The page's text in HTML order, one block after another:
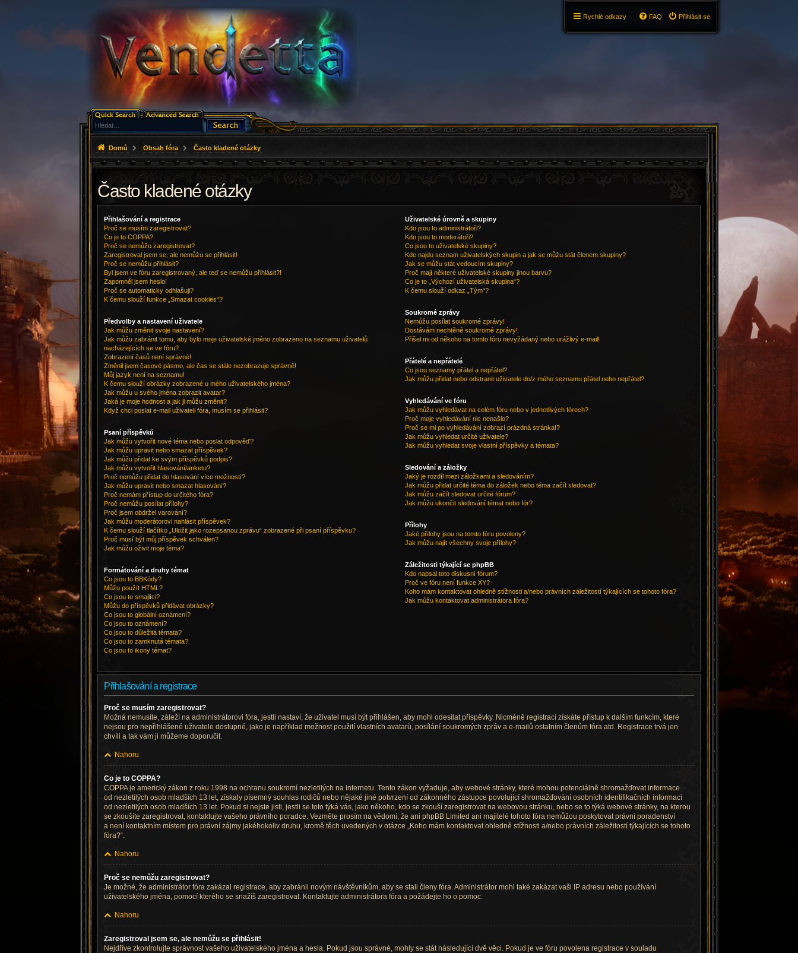
Rychlé odkazy Přihlásit se
FAQ
Domů Obsah fóra Často kladené otázky
Často kladené otázky
Přihlašování a registrace
Proč se musím zaregistrovat?
Co je to COPPA?
Proč se nemůžu zaregistrovat?
Zaregistroval jsem se, ale nemůžu se přihlásit!
Proč se nemůžu přihlásit?
Byl jsem ve fóru zaregistrovaný, ale teď se nemůžu přihlásit?!
Zapomněl jsem heslo!
Proč se automaticky odhlašuji?
K čemu slouží funkce „Smazat cookies“?
Předvolby a nastavení uživatele
Jak můžu změnit svoje nastavení?
Jak můžu zabránit tomu, aby bylo moje uživatelské jméno zobrazeno na seznamu uživatelů
nacházejících se ve fóru?
Zobrazení časů není správné!
Změnil jsem časové pásmo, ale čas se stále nezobrazuje správně!
Můj jazyk není na seznamu!
K čemu slouží obrázky zobrazené u mého uživatelského jména?
Jak můžu u svého jména zobrazit avatar?
Jaká je moje hodnost a jak ji můžu změnit?
Když chci poslat e-mail uživateli fóra, musím se přihlásit?
Psaní příspěvků
Jak můžu vytvořit nové téma nebo poslat odpověď?
Jak můžu upravit nebo smazat příspěvek?
Jak můžu přidat ke svým příspěvků podpis?
Jak můžu vytvořit hlasování/anketu?
Proč nemůžu přidat do hlasování více možností?
Jak můžu upravit nebo smazat hlasování?
Proč nemám přístup do určitého fóra?
Proč nemůžu posílat přílohy?
Proč jsem obdržel varování?
Jak můžu moderátorovi nahlásit příspěvek?
K čemu slouží tlačítko „Uložit jako rozepsanou zprávu“ zobrazené při psaní příspěvku?
Proč musí být můj příspěvek schválen?
Jak můžu oživit moje téma?
Formátování a druhy témat
Co jsou to BBKódy?
Můžu použít HTML?
Co jsou to smajlíci?
Můžu do příspěvků přidávat obrázky?
Co jsou to globální oznámení?
Co jsou to oznámení?
Co jsou to důležitá témata?
Co jsou to zamknutá témata?
Co jsou to ikony témat?
Uživatelské úrovně a skupiny
Kdo jsou to administrátoři?
Kdo jsou to moderátoři?
Co jsou to uživatelské skupiny?
Kde najdu seznam uživatelských skupin a jak se můžu stát členem skupiny?
Jak se můžu stát vedoucím skupiny?
Proč mají některé uživatelské skupiny jinou barvu?
Co je to „Výchozí uživatelská skupina“?
K čemu slouží odkaz „Tým“?
Soukromé zprávy
Nemůžu posílat soukromé zprávy!
Dostávám nechtěné soukromé zprávy!
Přišel mi od někoho na tomto fóru nevyžádaný nebo urážlivý e-mail!
Přátelé a nepřátelé
Co jsou seznamy přátel a nepřátel?
Jak můžu přidat nebo odstranit uživatele do/z mého seznamu přátel nebo nepřátel?
Vyhledávání ve fóru
Jak můžu vyhledávat na celém fóru nebo v jednotlivých fórech?
Proč moje vyhledávání nic nenašlo?
Proč se mi po vyhledávání zobrazí prázdná stránka!?
Jak můžu vyhledat určité uživatele?
Jak můžu vyhledat svoje vlastní příspěvky a témata?
Sledování a záložky
Jaký je rozdíl mezi záložkami a sledováním?
Jak můžu přidat určité téma do záložek nebo téma začít sledovat?
Jak můžu začít sledovat určité fórum?
Jak můžu ukončit sledování témat nebo fór?
Přílohy
Jaké přílohy jsou na tomto fóru povoleny?
Jak můžu najít všechny svoje přílohy?
Záležitosti týkající se phpBB
Kdo napsal toto diskusní fórum?
Proč ve fóru není funkce XY?
Koho mám kontaktovat ohledně stížnosti a/nebo právních záležitostí týkajících se tohoto fóra?
Jak můžu kontaktovat administrátora fóra?
Přihlašování a registrace
Proč se musím zaregistrovat?
Možná nemusíte, záleží na administrátorovi fóra, jestli nastaví, že uživatel musí být přihlášen, aby mohl odesílat příspěvky. Nicméně registrací získáte přístup k dalším funkcím, které
nejsou pro nepřihlášené uživatele dostupné, jako je například možnost použití vlastních avatarů, posílání soukromých zpráv a e-mailů ostatním členům fóra atd. Registrace trvá jen
chvíli a tak vám ji můžeme doporučit.
Nahoru
Co je to COPPA?
COPPA je americký zákon z roku 1998 na ochranu soukromí nezletilých na internetu. Tento zákon vyžaduje, aby webové stránky, které mohou potenciálně shromažďovat informace
od nezletilých osob mladších 13 let, získaly písemný souhlas rodičů nebo nějaké jiné potvrzení od zákonného zástupce povolující shromažďování osobních identifikačních informací
od nezletilých osob mladších 13 let. Pokud si nejste jisti, jestli se toto týká vás, jako někoho, kdo se zkouší zaregistrovat na webovou stránku, nebo se to týká webové stránky, na kterou
se zkoušíte zaregistrovat, kontaktujte vašeho právního poradce. Vezměte prosím na vědomí, že ani phpBB Limited ani majitelé tohoto fóra nemůžou poskytovat právní poradenství
a není kontaktním místem pro právní zájmy jakéhokoliv druhu, kromě těch uvedených v otázce „Koho mám kontaktovat ohledně stížnosti a/nebo právních záležitostí týkajících se tohoto
fóra?“.
Nahoru
Proč se nemůžu zaregistrovat?
Je možné, že administrátor fóra zakázal registrace, aby zabránil novým návštěvníkům, aby se stali členy fóra. Administrátor mohl také zakázat vaši IP adresu nebo používání
uživatelského jména, pomocí kterého se snažíš zaregistrovat. Kontaktujte administrátora fóra a požádejte ho o pomoc.
Nahoru
Zaregistroval jsem se, ale nemůžu se přihlásit!
Nejdříve zkontrolujte správnost vašeho uživatelského jména a hesla. Pokud jsou správné, mohly se stát následující dvě věci. Pokud je ve fóru povolena registrace v souladu